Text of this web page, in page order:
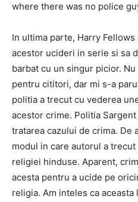
where there was no police
In ultima parte, Harry
acestor ucideri in serie si sa
barbat cu un singur picior.
pentru cititori, dar mi s-a
politia a trecut cu vederea
acestor crime. Politia
tratarea cazului de crima. De
modul in care autorul a
religiei hinduse. Aparent,
acesta pentru a ucide pe
religia. Am inteles ca